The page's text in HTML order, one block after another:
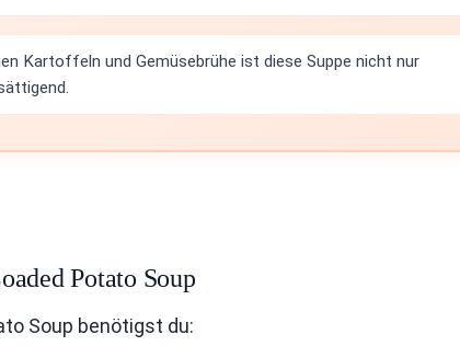
Kartoffeln und Gemüsebrühe ist diese Suppe nicht nur
Potato Soup
Soup benötigst du: